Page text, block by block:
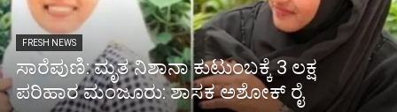
FRESH NEWS
ಸಾರೆಪುಣಿ: ಮೃತ ನಿಶಾನಾ ಕುಟುಂಬಕ್ಕೆ 3 ಲಕ್ಷ
ಪರಿಹಾರ ಮಂಜೂರು: ಶಾಸಕ ಅಶೋಕ್ ರೈ